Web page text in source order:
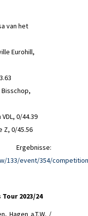
van het
Eurohill,
Bisschop,
0/44.39
Z, 0/45.56
133/event/354/
2023/24
Hagen a.T.W. /